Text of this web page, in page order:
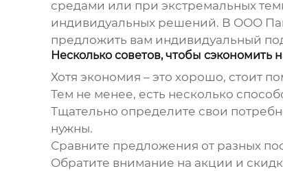
средами или при экстремальных
индивидуальных решений. В ООО
предложить вам индивидуальный
Несколько советов, чтобы сэкономить
Хотя экономия – это хорошо, стоит
Тем не менее, есть несколько
Тщательно определите свои
нужны.
Сравните предложения от разных
Обратите внимание на акции и